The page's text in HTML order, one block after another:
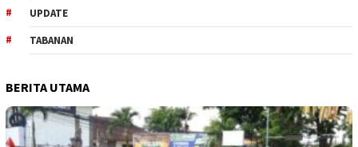
UPDATE
TABANAN
BERITA UTAMA